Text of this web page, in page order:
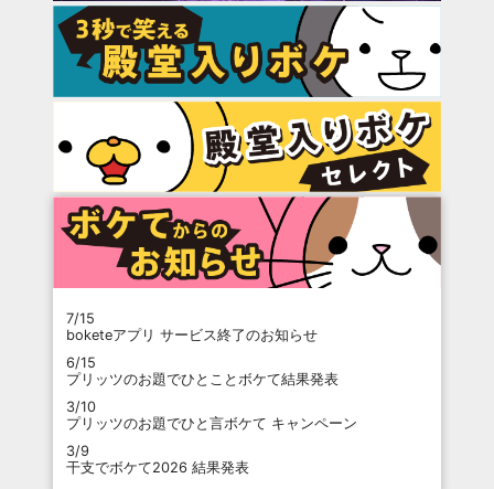
7/15
boketeアプリ サービス終了のお知らせ
6/15
プリッツのお題でひとことボケて結果発表
3/10
プリッツのお題でひと言ボケて キャンペーン
3/9
干支でボケて2026 結果発表